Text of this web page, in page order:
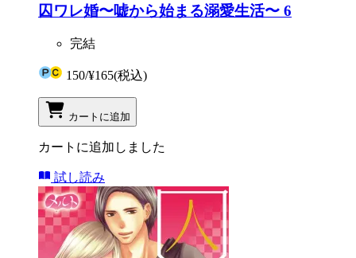
囚ワレ婚〜嘘から始まる溺愛生活〜 6
完結
150/¥165(税込)
カートに追加
カートに追加しました
試し読み